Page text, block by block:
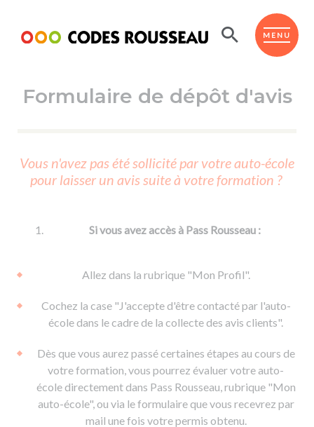
MENU
ESPACE ÉLÈVE
Code de la route
Passer l'ASSR
Réviser le code
Passer l'ETM
Permis voiture
Permis remorque
Permis & handicap
d'apprentissage
De la conduite en voiture
De la conduite à moto
Voir tous les supports
Formations pro.
Permis poids lourd
Formation FCO
Formation CACES
Devenir enseignant de la conduite
Ressources
Formulaire de dépôt d'avis
Vous n'avez pas été sollicité par votre auto-école
pour laisser un avis suite à votre formation ?
Si vous avez accès à Pass Rousseau :
Allez dans la rubrique "Mon Profil".
Cochez la case "J'accepte d'être contacté par l'auto-
école dans le cadre de la collecte des avis clients".
Dès que vous aurez passé certaines étapes au cours de
votre formation, vous pourrez évaluer votre auto-
école directement dans Pass Rousseau, rubrique "Mon
auto-école", ou via le formulaire que vous recevrez par
mail une fois votre permis obtenu.